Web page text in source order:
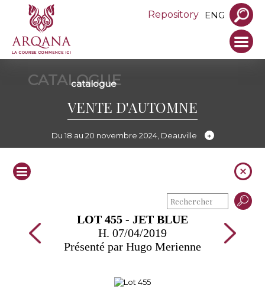
Repository ENG
CATALOGUE
catalogue
VENTE D'AUTOMNE
Du 18 au 20 novembre 2024, Deauville
LOT 455 - JET BLUE
H. 07/04/2019
Présenté par Hugo Merienne